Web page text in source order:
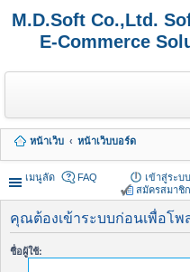
M.D.Soft Co.,Ltd.
E-Commerce
หน้าเว็บ
หน้าเว็บบอร์ด
เมนูลัด
FAQ
เข้าสู่ระบบ
สมัครสมาชิก
คุณต้องเข้าระบบก่อนเพื่อโ
ชื่อผู้ใช้: